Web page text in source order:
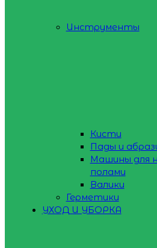
Инструменты
Кисти
Пады и
Машины для
полами
Валики
Герметики
УХОД И УБОРКА